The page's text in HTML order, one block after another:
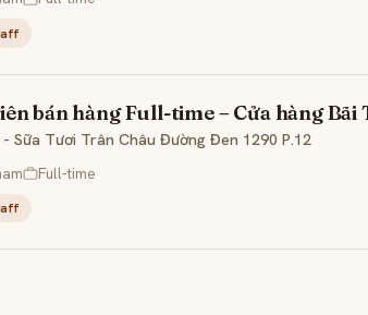
bán hàng Full-time – Cửa hàng
- Sữa Tươi Trân Châu Đường Đen 1290 P.12
Full-time